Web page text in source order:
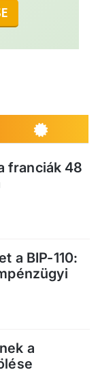
franciák 48
a BIP-110:
a